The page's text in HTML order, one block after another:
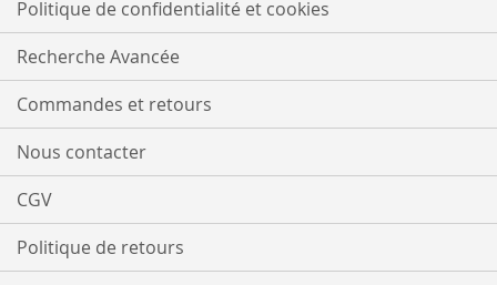
lettre
d’information
:
Politique de confidentialité et cookies
Recherche Avancée
Commandes et retours
Nous contacter
CGV
Politique de retours